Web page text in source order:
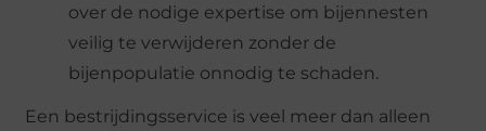
over de nodige expertise om bijennesten
veilig te verwijderen zonder de
bijenpopulatie onnodig te schaden.
Een bestrijdingsservice is veel meer dan alleen